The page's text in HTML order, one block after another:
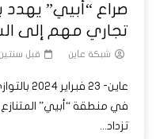
صراع “أبيي” يهدد
تجاري مهم إلى
شبكة عاين قبل سنتين
عاين- 23
في منطقة “أبيي”
تزداد...